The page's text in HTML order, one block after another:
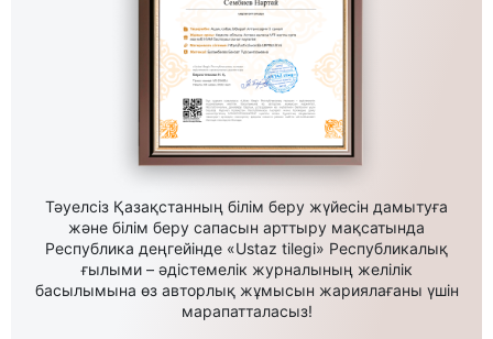
Тәуелсіз Қазақстанның білім беру жүйесін дамытуға
және білім беру сапасын арттыру мақсатында
Республика деңгейінде «Ustaz tilegi» Республикалық
ғылыми – әдістемелік журналының желілік
басылымына өз авторлық жұмысын жариялағаны үшін
марапатталасыз!